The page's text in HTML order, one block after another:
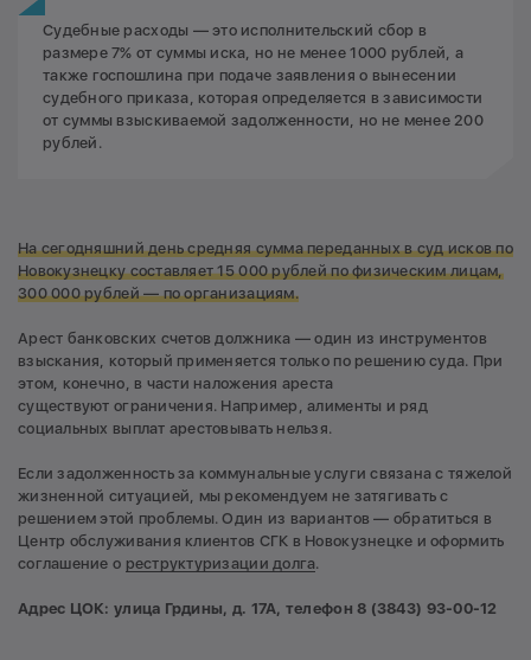
Судебные расходы — это исполнительский сбор в
размере 7% от суммы иска, но не менее 1000 рублей, а
также госпошлина при подаче заявления о вынесении
судебного приказа, которая определяется в зависимости
от суммы взыскиваемой задолженности, но не менее 200
рублей.
На сегодняшний день средняя сумма переданных в суд исков по
Новокузнецку составляет 15 000 рублей по физическим лицам,
300 000 рублей —по организациям.
Арест банковских счетов должника — один из инструментов
взыскания, который применяется только по решению суда. При
этом, конечно, в части наложения ареста
существуют ограничения. Например, алименты и ряд
социальных выплат арестовывать нельзя.
Если задолженность за коммунальные услуги связана с тяжелой
жизненной ситуацией, мы рекомендуем не затягивать с
решением этой проблемы. Один из вариантов — обратиться в
Центр обслуживания клиентов СГК в Новокузнецке и оформить
соглашение о реструктуризации долга.
Адрес ЦОК: улица Грдины, д. 17А, телефон 8 (3843) 93-00-12